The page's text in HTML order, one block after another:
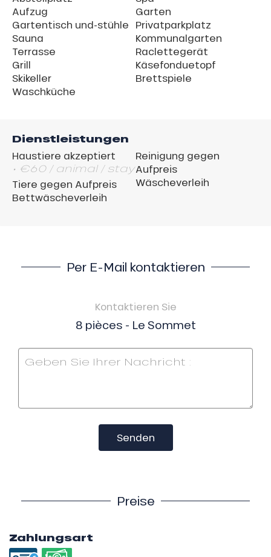
Aufzug
Gartentisch und-stühle
Sauna
Terrasse
Grill
Skikeller
Waschküche
Garten
Privatparkplatz
Kommunalgarten
Raclettegerät
Käsefonduetopf
Brettspiele
Dienstleistungen
Haustiere akzeptiert
• €60 / animal / stay
Tiere gegen Aufpreis
Bettwäscheverleih
Reinigung gegen
Aufpreis
Wäscheverleih
Per E-Mail kontaktieren
Kontaktieren Sie
8 pièces - Le Sommet
Senden
Preise
Zahlungsart